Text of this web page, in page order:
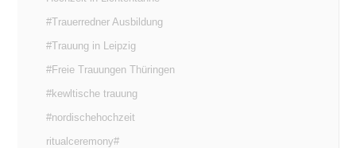
#Trauerredner Ausbildung
#Trauung in Leipzig
#Freie Trauungen Thüringen
#kewltische trauung
#nordischehochzeit
ritualceremony#